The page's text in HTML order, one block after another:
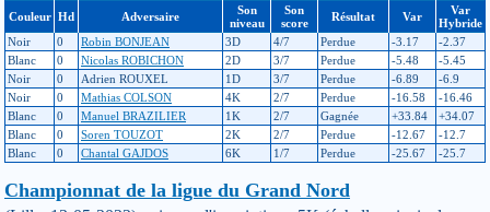
Couleur Hd Adversaire
Son
niveau
Son
score
Résultat Var
Var
Hybride
Noir
0 Robin BONJEAN 3D 4/7 Perdue -3.17
-2.37
Blanc
0 Nicolas ROBICHON 2D 3/7 Perdue -5.48
-5.45
Noir
0 Adrien ROUXEL 1D 3/7 Perdue -6.89
-6.9
Noir
0 Mathias COLSON 4K 2/7 Perdue -16.58
-16.46
Blanc
0 Manuel BRAZILIER 1K 2/7 Gagnée +33.84
+34.07
Blanc
0 Soren TOUZOT 2K 2/7 Perdue -12.67
-12.7
Blanc
0 Chantal GAJDOS 6K 1/7 Perdue -25.67 -25.7
Championnat de la ligue du Grand Nord